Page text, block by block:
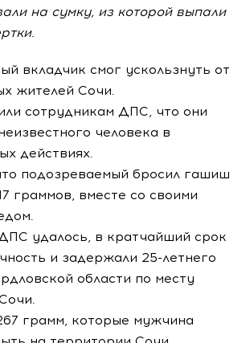
на сумку, из которой выпали
вкладчик смог ускользнуть от
жителей Сочи.
сотрудникам ДПС, что они
человека в
действиях.
подозреваемый бросил гашиш
граммов, вместе со своими
удалось, в кратчайший срок
и задержали 25-летнего
области по месту
грамм, которые мужчина